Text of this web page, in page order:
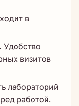
в
Удобство
визитов
лабораторий
работой.